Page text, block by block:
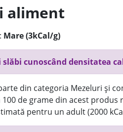
aliment
Mare (3kCal/g)
cunoscând densitatea
din categoria Mezeluri și
100 de grame din acest
pentru un adult (2000